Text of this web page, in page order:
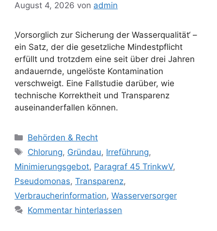
August 4, 2026 von admin
‚Vorsorglich zur Sicherung der Wasserqualität‘ –
ein Satz, der die gesetzliche Mindestpflicht
erfüllt und trotzdem eine seit über drei Jahren
andauernde, ungelöste Kontamination
verschweigt. Eine Fallstudie darüber, wie
technische Korrektheit und Transparenz
auseinanderfallen können.
Kategorien
Behörden & Recht
Schlagwörter
Chlorung, Gründau, Irreführung,
Minimierungsgebot, Paragraf 45 TrinkwV,
Pseudomonas, Transparenz,
Verbraucherinformation, Wasserversorger
Kommentar hinterlassen